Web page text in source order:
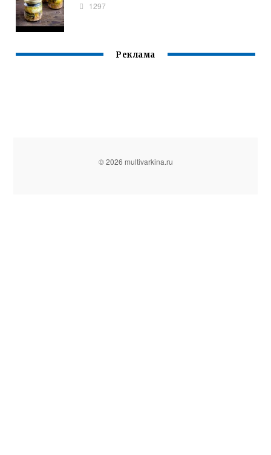
1297
Реклама
© 2026 multivarkina.ru